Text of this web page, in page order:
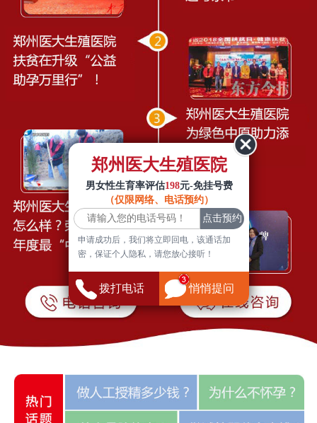
郑州医大生殖医院
男女性生育率评估198元-免挂号费
（仅限网络、电话预约）
申请成功后，我们将立即回电，该通话加
密，保证个人隐私，请您放心接听！
拨打电话 悄悄提问